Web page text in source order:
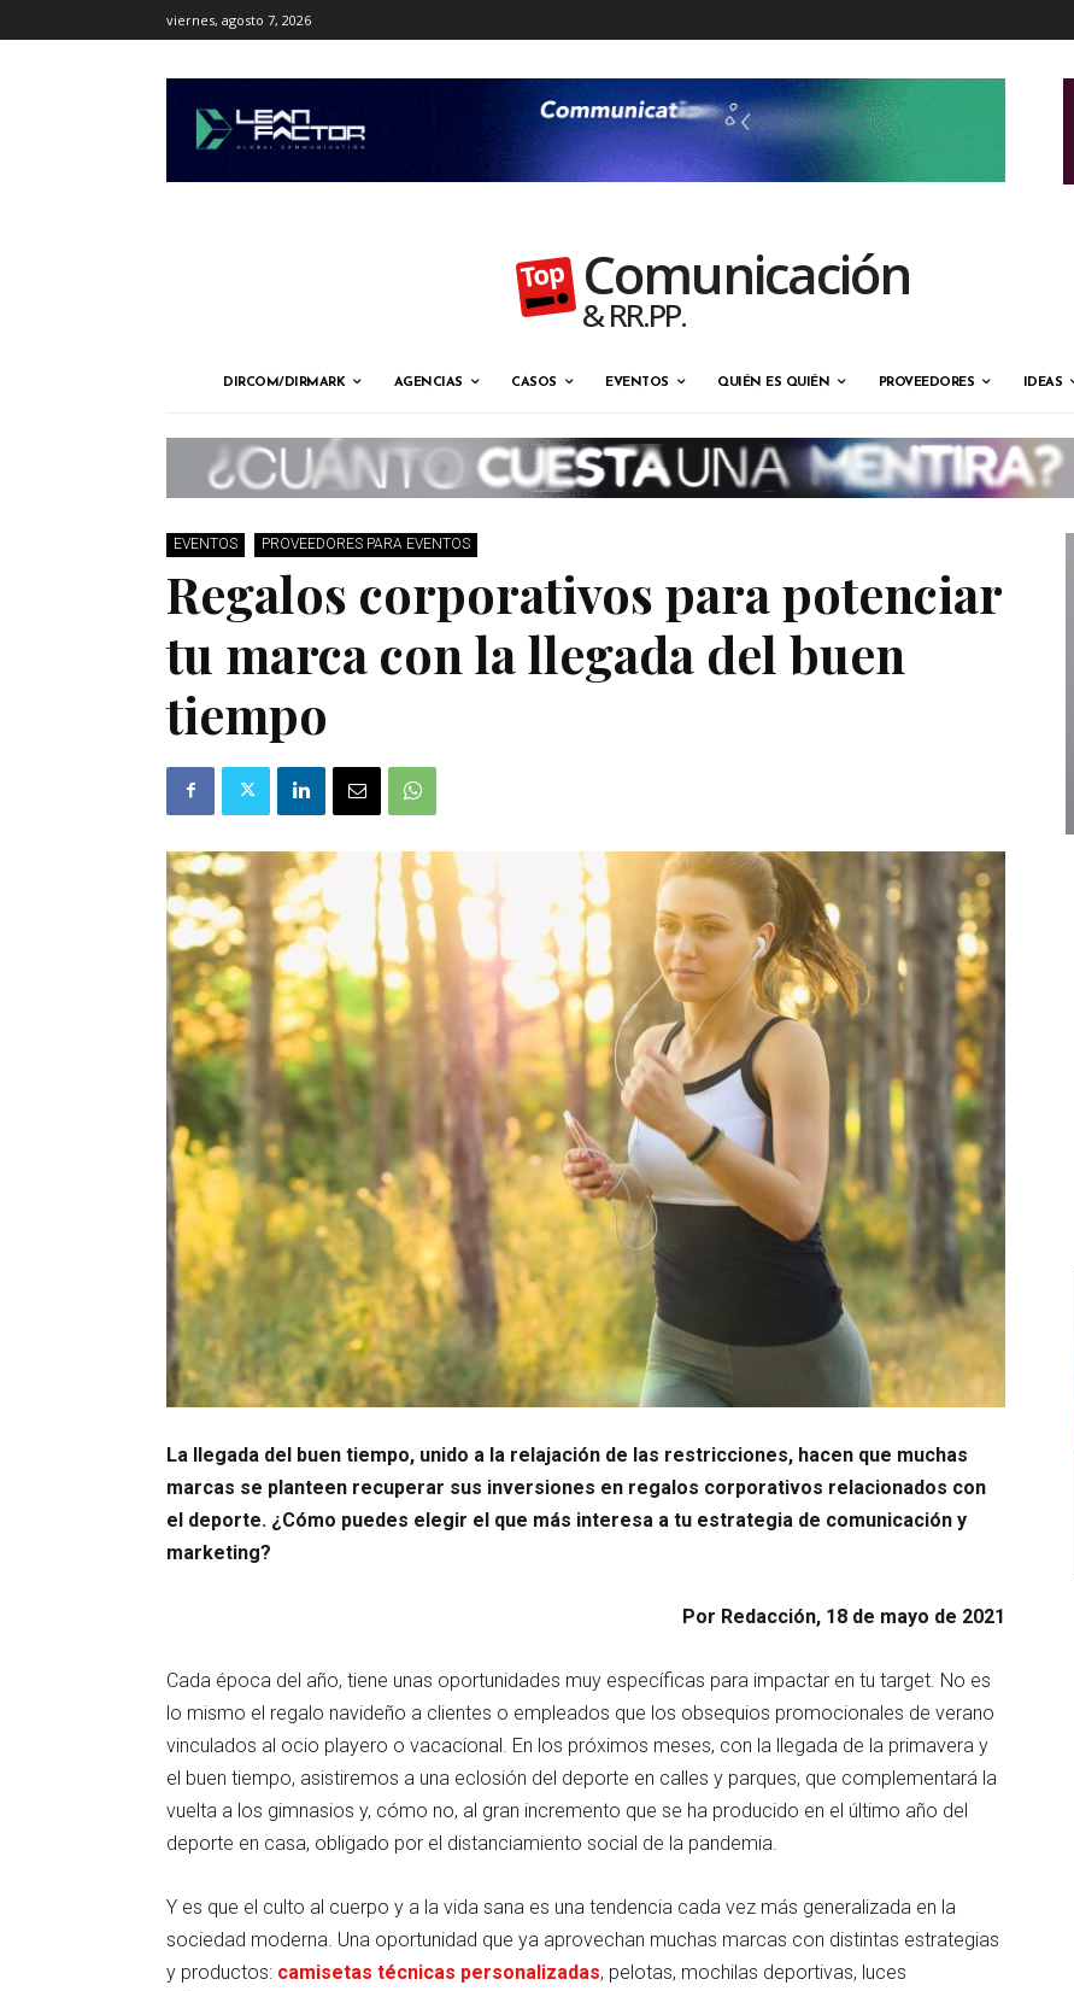
viernes, agosto 7, 2026
Comunicación
& RR.PP.
DIRCOM/DIRMARK AGENCIAS CASOS EVENTOS QUIÉN ES QUIÉN PROVEEDORES IDEAS
EVENTOS PROVEEDORES PARA EVENTOS
Regalos corporativos para potenciar
tu marca con la llegada del buen
tiempo
La llegada del buen tiempo, unido a la relajación de las restricciones, hacen que muchas
marcas se planteen recuperar sus inversiones en regalos corporativos relacionados con
el deporte. ¿Cómo puedes elegir el que más interesa a tu estrategia de comunicación y
marketing?
Por Redacción, 18 de mayo de 2021
Cada época del año, tiene unas oportunidades muy específicas para impactar en tu target. No es
lo mismo el regalo navideño a clientes o empleados que los obsequios promocionales de verano
vinculados al ocio playero o vacacional. En los próximos meses, con la llegada de la primavera y
el buen tiempo, asistiremos a una eclosión del deporte en calles y parques, que complementará la
vuelta a los gimnasios y, cómo no, al gran incremento que se ha producido en el último año del
deporte en casa, obligado por el distanciamiento social de la pandemia.
Y es que el culto al cuerpo y a la vida sana es una tendencia cada vez más generalizada en la
sociedad moderna. Una oportunidad que ya aprovechan muchas marcas con distintas estrategias
y productos: camisetas técnicas personalizadas, pelotas, mochilas deportivas, luces